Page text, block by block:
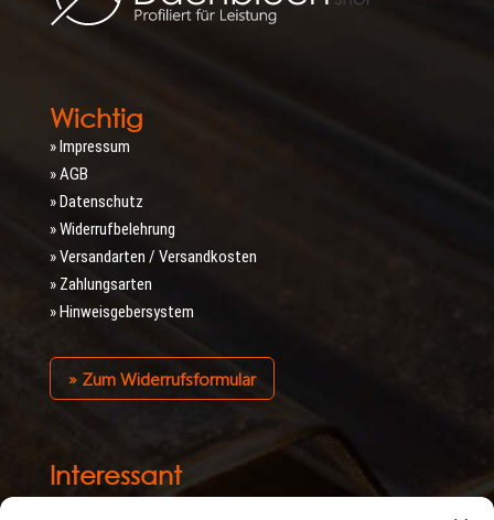
Wichtig
» Impressum
» AGB
» Datenschutz
» Widerrufbelehrung
» Versandarten / Versandkosten
» Zahlungsarten
» Hinweisgebersystem
» Zum Widerrufsformular
Interessant
» Verlegeanleitungen/Sicherheitshinweise/Datenblätter